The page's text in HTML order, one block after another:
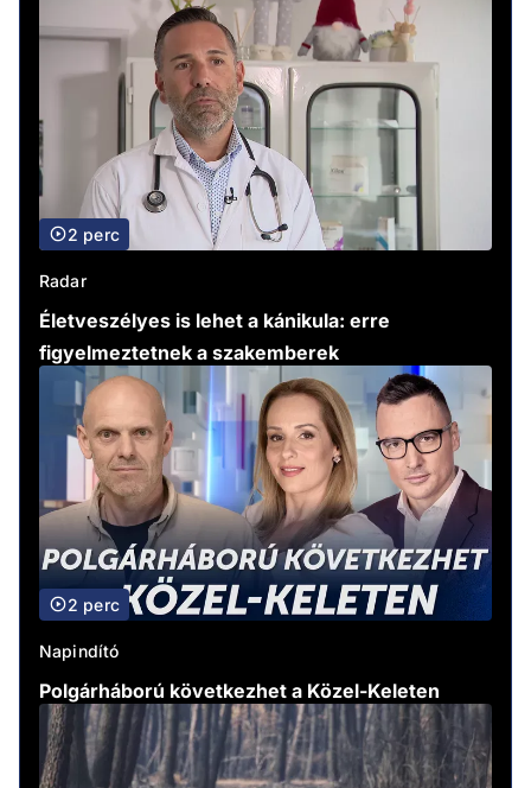
2 perc
Radar
Életveszélyes is lehet a kánikula: erre
figyelmeztetnek a szakemberek
2 perc
Napindító
Polgárháború következhet a Közel-Keleten